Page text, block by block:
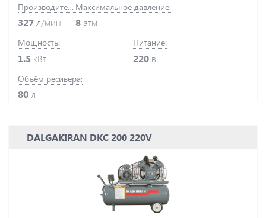
Производительность:
327л/мин
Максимальное давление:
8 атм
Мощность:
1.5 кВт
Питание:
220 в
Объём ресивера:
80л
DALGAKIRAN DKC 200 220V